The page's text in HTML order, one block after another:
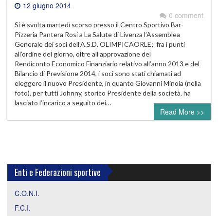
12 giugno 2014
0 comment
Si è svolta martedì scorso presso il Centro Sportivo Bar-
Pizzeria Pantera Rosi a La Salute di Livenza l’Assemblea
Generale dei soci dell’A.S.D. OLIMPICAORLE; fra i punti
all’ordine del giorno, oltre all’approvazione del
Rendiconto Economico Finanziario relativo all’anno 2013 e del
Bilancio di Previsione 2014, i soci sono stati chiamati ad
eleggere il nuovo Presidente, in quanto Giovanni Minoia (nella
foto), per tutti Johnny, storico Presidente della società, ha
lasciato l’incarico a seguito dei…
Read More >>
Enti e Federazioni sportive
C.O.N.I.
F.C.I.